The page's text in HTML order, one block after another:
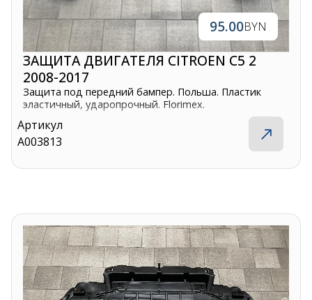
95.00BYN
ЗАЩИТА ДВИГАТЕЛЯ CITROEN C5 2
2008-2017
Защита под передний бампер. Польша. Пластик
эластичный, ударопрочный. Florimex.
Артикул
A003813